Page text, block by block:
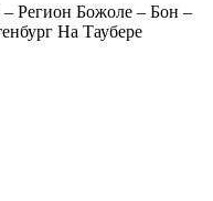
Регион Божоле – Бон –
На Таубере